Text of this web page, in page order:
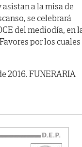
a la misa de
se celebrará
del mediodía, en
por los cuales
2016. FUNERARIA